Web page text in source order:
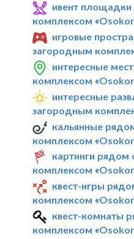
ивент
комплексом «Osokor
игровые
загородным
интересные
комплексом «Osokor
интересные
загородным
кальянные
комплексом «Osokor
картинги рядом
комплексом «Osokor
квест-игры
комплексом «Osokor
квест-комнаты
комплексом «Osokor